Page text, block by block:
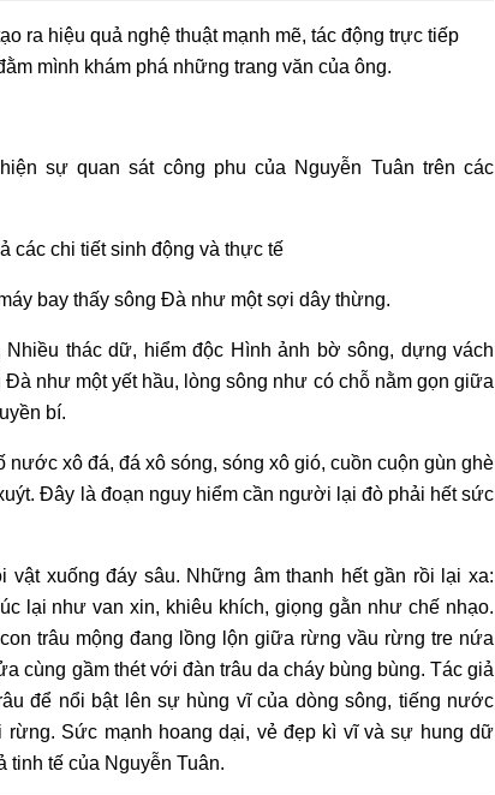
ra hiệu quả nghệ thuật mạnh mẽ, tác động trực tiếp
mình khám phá những trang văn của ông.
sự quan sát công phu của Nguyễn Tuân trên các
các chi tiết sinh động và thực tế
bay thấy sông Đà như một sợi dây thừng.
thác dữ, hiểm độc Hình ảnh bờ sông, dựng vách
như một yết hầu, lòng sông như có chỗ nằm gọn giữa
bí.
nước xô đá, đá xô sóng, sóng xô gió, cuồn cuộn gùn ghè
Đây là đoạn nguy hiểm cần người lại đò phải hết sức
xuống đáy sâu. Những âm thanh hết gần rồi lại xa:
lại như van xin, khiêu khích, giọng gằn như chế nhạo.
trâu mộng đang lồng lộn giữa rừng vầu rừng tre nứa
cùng gầm thét với đàn trâu da cháy bùng bùng. Tác giả
để nổi bật lên sự hùng vĩ của dòng sông, tiếng nước
Sức mạnh hoang dại, vẻ đẹp kì vĩ và sự hung dữ
tinh tế của Nguyễn Tuân.